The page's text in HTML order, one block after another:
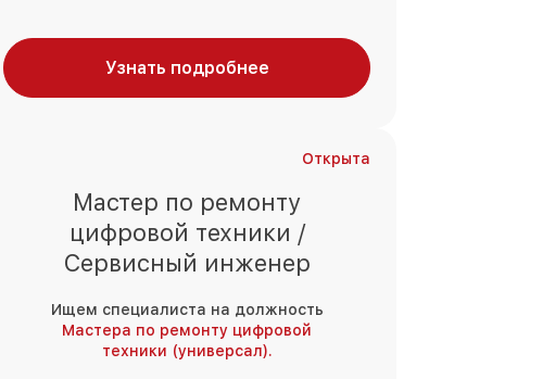
Узнать подробнее
Открыта
Мастер по ремонту
цифровой техники /
Сервисный инженер
Ищем специалиста на должность
Мастера по ремонту цифровой
техники (универсал).